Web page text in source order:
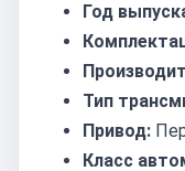
Год
Тип
Привод:
Класс